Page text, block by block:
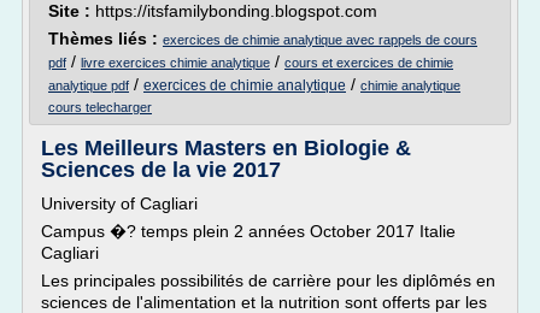
Site : https://itsfamilybonding.blogspot.com
Thèmes liés : exercices de chimie analytique avec rappels de cours
pdf / livre exercices chimie analytique / cours et exercices de chimie
analytique pdf / exercices de chimie analytique / chimie analytique
cours telecharger
Les Meilleurs Masters en Biologie &
Sciences de la vie 2017
University of Cagliari
Campus �? temps plein 2 années October 2017 Italie
Cagliari
Les principales possibilités de carrière pour les diplômés en
sciences de l'alimentation et la nutrition sont offerts par les